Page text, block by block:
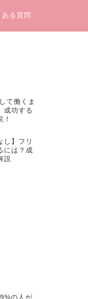
ある質問
て働くま
成功する
し】フリ
には？成
説
の人が